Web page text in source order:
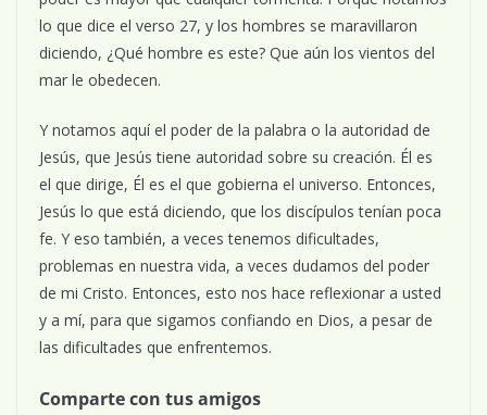
lo que dice el verso 27, y los hombres se maravillaron
diciendo, ¿Qué hombre es este? Que aún los vientos del
mar le obedecen.
Y notamos aquí el poder de la palabra o la autoridad de
Jesús, que Jesús tiene autoridad sobre su creación. Él es
el que dirige, Él es el que gobierna el universo. Entonces,
Jesús lo que está diciendo, que los discípulos tenían poca
fe. Y eso también, a veces tenemos dificultades,
problemas en nuestra vida, a veces dudamos del poder
de mi Cristo. Entonces, esto nos hace reflexionar a usted
y a mí, para que sigamos confiando en Dios, a pesar de
las dificultades que enfrentemos.
Comparte con tus amigos